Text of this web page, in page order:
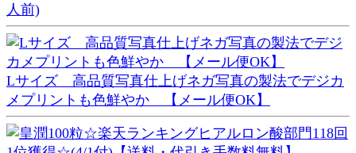
人前)
Lサイズ 高品質写真仕上げネガ写真の製法でデジカ
メプリントも色鮮やか 【メール便OK】